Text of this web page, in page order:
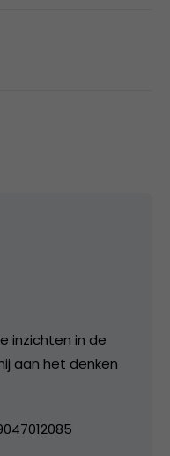
inzichten in de
aan het denken